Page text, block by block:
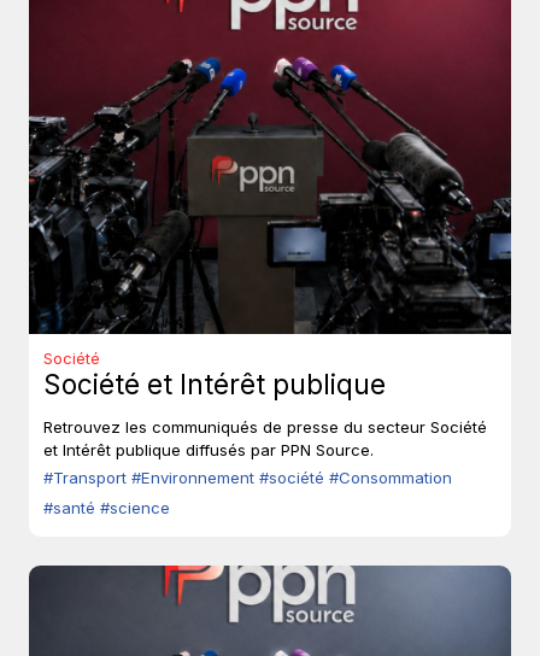
Société
Société et Intérêt publique
Retrouvez les communiqués de presse du secteur Société
et Intérêt publique diffusés par PPN Source.
#Transport #Environnement #société #Consommation
#santé #science